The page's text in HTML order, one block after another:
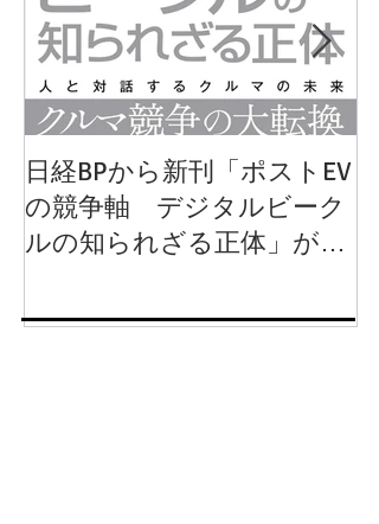
日経BPから新刊「ポストEV
の競争軸 デジタルビーク
ルの知られざる正体」が
す